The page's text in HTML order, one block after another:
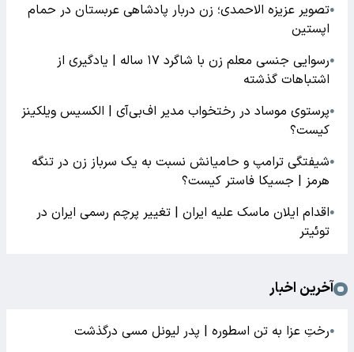
●تصویر عزیزه الاحمدی؛ زن دربار پادشاهی عربستان در حمام
اپستین
●
رسوایی جنسی معلم زن با شاگرد ۱۷ ساله | یادگیری از
اشتباهات گذشته
●پرستوی موساد در رختخواب مدیر اف‌بی‌آی | الکسیس ویلکینز
کیست؟
●شیفتگی ترامپ و حامیانش نسبت به یک سرباز زن در تنگه
هرمز | جسیکا فاستر کیست؟
●اقدام ایلان ماسک علیه ایران | تغییر پرچم رسمی ایران در
توئیتر
آخرین اخبار
●رختِ عزا به تن اسطوره | پدر لیونل مسی درگذشت